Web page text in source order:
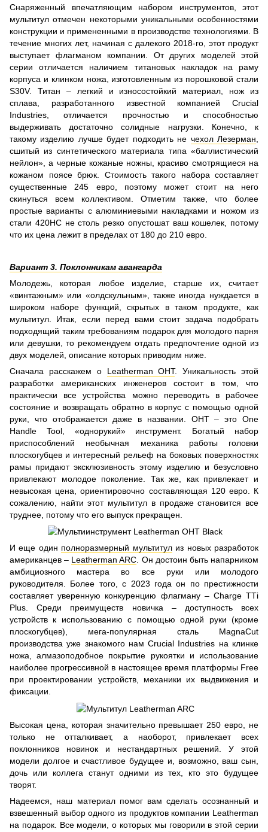
Снаряженный впечатляющим набором инструментов, этот
мультитул отмечен некоторыми уникальными особенностями
конструкции и примененными в производстве технологиями. В
течение многих лет, начиная с далекого 2018-го, этот продукт
выступает флагманом компании. От других моделей этой
серии отличается наличием титановых накладок на раму
корпуса и клинком ножа, изготовленным из порошковой стали
S30V. Титан – легкий и износостойкий материал, нож из
сплава, разработанного известной компанией Crucial
Industries, отличается прочностью и способностью
выдерживать достаточно солидные нагрузки. Конечно, к
такому изделию лучше будет подходить не чехол Лезерман
сшитый из синтетического материала типа «баллистический
нейлон», а черные кожаные ножны, красиво смотрящиеся на
кожаном поясе брюк. Стоимость такого набора составляет
существенные 245 евро, поэтому может стоит на него
скинуться всем коллективом. Отметим также, что более
простые варианты с алюминиевыми накладками и ножом из
стали 420НС не столь резко опустошат ваш кошелек, потому
что их цена лежит в пределах от 180 до 210 евро.
Вариант 3. Поклонникам авангарда
Молодежь, которая любое изделие, старше их, считает
«винтажным» или «олдскульным», также иногда нуждается в
широком наборе функций, скрытых в таком продукте, как
мультитул. Итак, если перед вами стоит задача подобрать
подходящий таким требованиям подарок для молодого парня
или девушки, то рекомендуем отдать предпочтение одной из
двух моделей, описание которых приводим ниже.
Сначала расскажем о Leatherman OHT. Уникальность этой
разработки американских инженеров состоит в том, что
практически все устройства можно переводить в рабочее
состояние и возвращать обратно в корпус с помощью одной
руки, что отображается даже в названии. ОНТ – это One
Handle Tool, «однорукий» инструмент. Богатый набор
приспособлений необычная механика работы головки
плоскогубцев и интересный рельеф на боковых поверхностях
рамы придают эксклюзивность этому изделию и безусловно
привлекают молодое поколение. Так же, как привлекает и
невысокая цена, ориентировочно составляющая 120 евро. К
сожалению, найти этот мультитул в продаже становится все
труднее, потому что его выпуск прекращен.
И еще один полноразмерный мультитулиз новых разработок
американцев – Leatherman ARC. Он достоин быть напарником
амбициозного мастера во все руки или молодого
руководителя. Более того, с 2023 года он по престижности
составляет уверенную конкуренцию флагману – Charge ТТi
Plus. Среди преимуществ новичка – доступность всех
устройств к использованию с помощью одной руки (кроме
плоскогубцев), мега-популярная сталь MagnaCut
производства уже знакомого нам Crucial Industries на клинке
ножа, алмазоподобное покрытие рукоятки и использование
наиболее прогрессивной в настоящее время платформы Free
при проектировании устройств, механики их выдвижения и
фиксации.
Высокая цена, которая значительно превышает 250 евро, не
только не отталкивает, а наоборот, привлекает всех
поклонников новинок и нестандартных решений. У этой
модели долгое и счастливое будущее и, возможно, ваш сын,
дочь или коллега станут одними из тех, кто это будущее
творят.
Надеемся, наш материал помог вам сделать осознанный и
взвешенный выбор одного из продуктов компании Leatherman
на подарок. Все модели, о которых мы говорили в этой серии